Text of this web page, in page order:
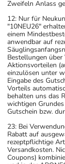
Zweifeln Anlass
12: Nur für
"10NEU26"
einem
anwendbar auf
Bestellungen über
Aktionsvorteilen
einzulösen unter
Eingabe des
Vorteils
behalten uns das
wichtigen
Gutschein bzw.
23: Bei
Rabatt auf
rezeptpflichtige
Versandkosten.
Coupons)